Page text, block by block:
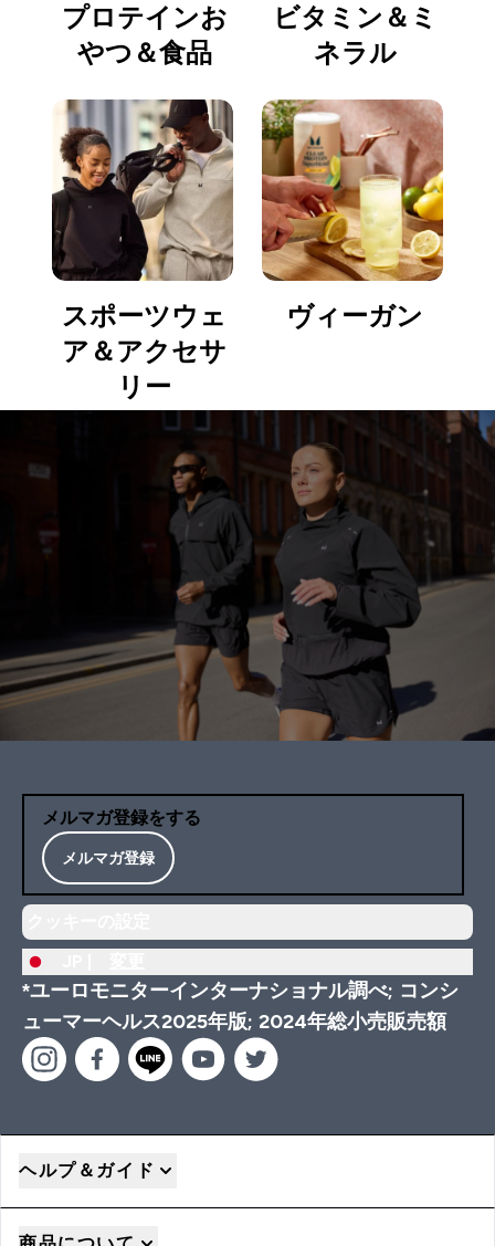
プロテインお
やつ＆食品
ビタミン＆ミ
ネラル
スポーツウェ
ア＆アクセサ
リー
ヴィーガン
メルマガ登録をする
メルマガ登録
*ユーロモニターインターナショナル調べ; コンシ
ューマーヘルス2025年版; 2024年総小売販売額
ヘルプ＆ガイド